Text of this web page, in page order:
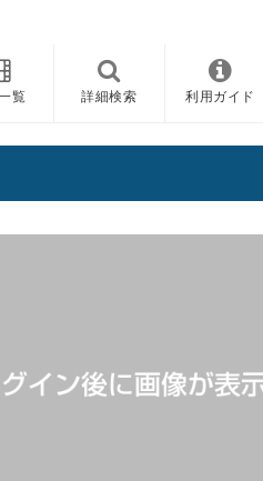
覧 詳細検索 利用ガイド